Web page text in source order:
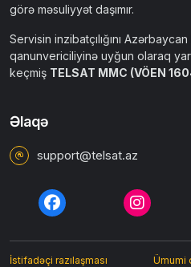
görə məsuliyyət daşımır.
Servisin inzibatçılığını Azərbaycan
qanunvericiliyinə uyğun olaraq
keçmiş TELSAT MMC (VÖEN
Əlaqə
support@telsat.az
İstifadəçi razılaşması Ümumi